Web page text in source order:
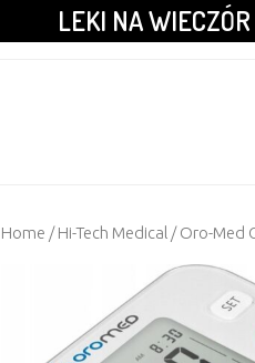
LEKI NA
Home /Hi-Tech Medical / Oro-Med